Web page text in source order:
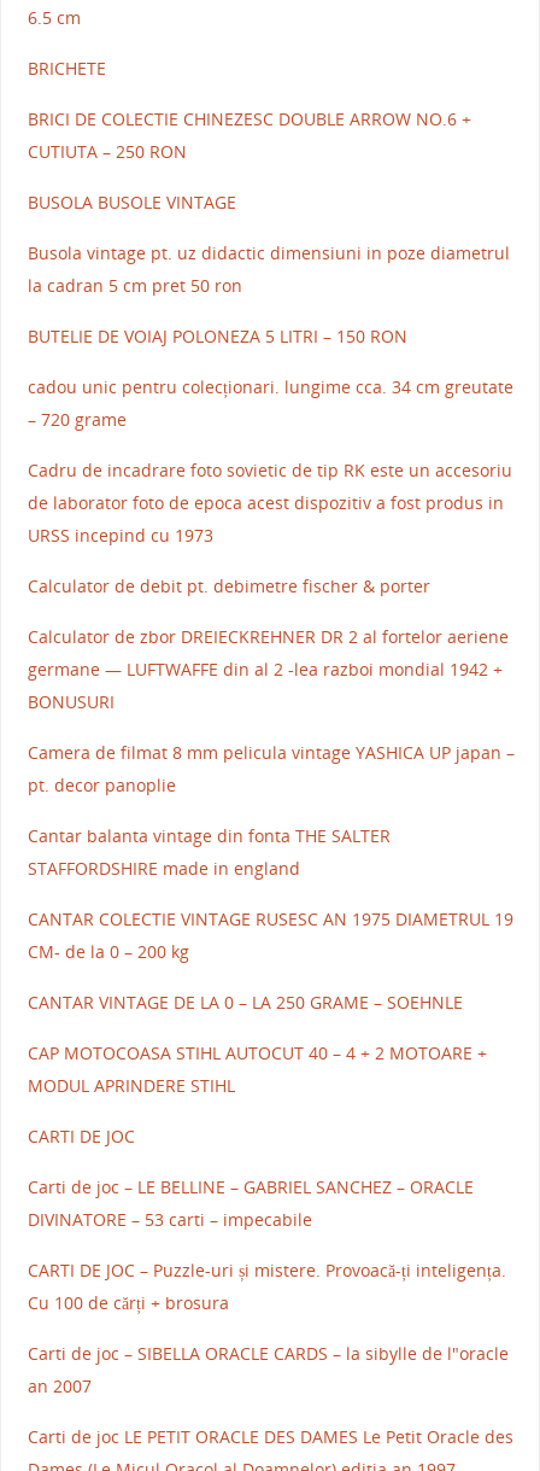
6.5 cm
BRICHETE
BRICI DE COLECTIE CHINEZESC DOUBLE ARROW NO.6 +
CUTIUTA – 250 RON
BUSOLA BUSOLE VINTAGE
Busola vintage pt. uz didactic dimensiuni in poze diametrul
la cadran 5 cm pret 50 ron
BUTELIE DE VOIAJ POLONEZA 5 LITRI – 150 RON
cadou unic pentru colecționari. lungime cca. 34 cm greutate
– 720 grame
Cadru de incadrare foto sovietic de tip RK este un accesoriu
de laborator foto de epoca acest dispozitiv a fost produs in
URSS incepind cu 1973
Calculator de debit pt. debimetre fischer & porter
Calculator de zbor DREIECKREHNER DR 2 al fortelor aeriene
germane — LUFTWAFFE din al 2 -lea razboi mondial 1942 +
BONUSURI
Camera de filmat 8 mm pelicula vintage YASHICA UP japan –
pt. decor panoplie
Cantar balanta vintage din fonta THE SALTER
STAFFORDSHIRE made in england
CANTAR COLECTIE VINTAGE RUSESC AN 1975 DIAMETRUL 19
CM- de la 0 – 200 kg
CANTAR VINTAGE DE LA 0 – LA 250 GRAME – SOEHNLE
CAP MOTOCOASA STIHL AUTOCUT 40 – 4 + 2 MOTOARE +
MODUL APRINDERE STIHL
CARTI DE JOC
Carti de joc – LE BELLINE – GABRIEL SANCHEZ – ORACLE
DIVINATORE – 53 carti – impecabile
CARTI DE JOC – Puzzle-uri și mistere. Provoacă-ți inteligența.
Cu 100 de cărți + brosura
Carti de joc – SIBELLA ORACLE CARDS – la sibylle de l"oracle
an 2007
Carti de joc LE PETIT ORACLE DES DAMES Le Petit Oracle des